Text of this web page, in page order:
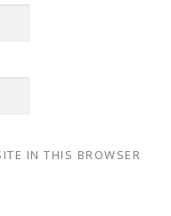
IN THIS BROWSER